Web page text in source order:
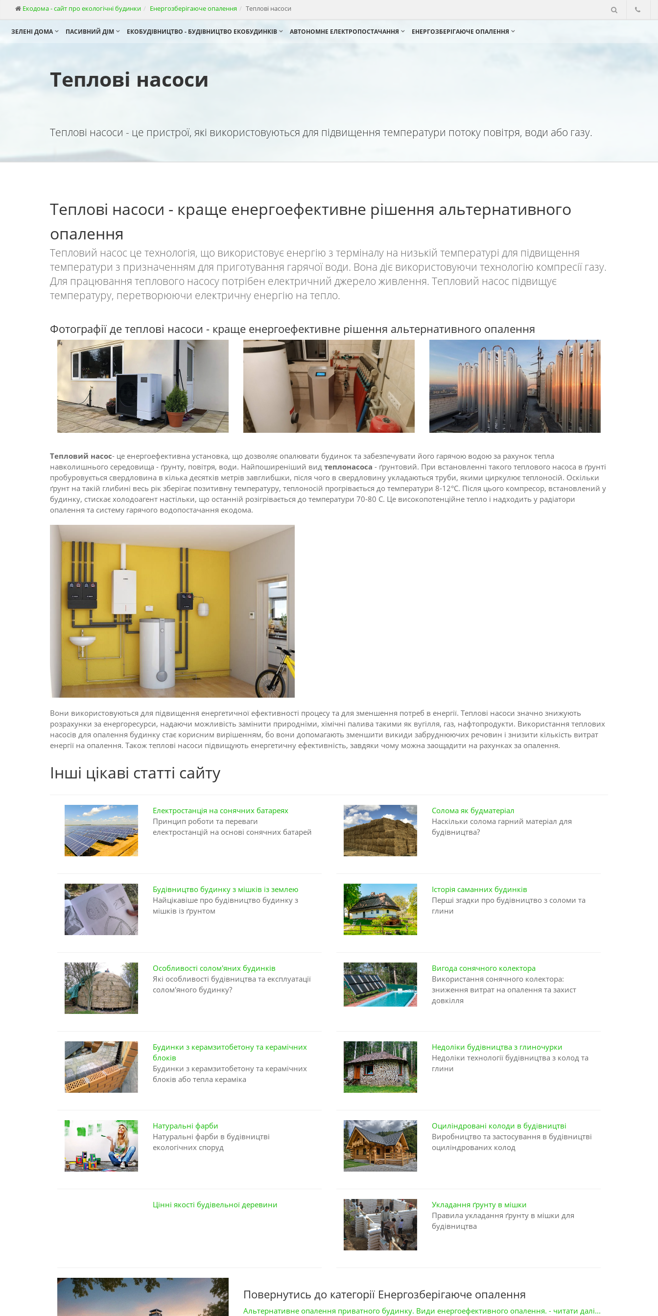
Екодома - сайт про екологічні будинки Енергозберігаюче опалення Теплові насоси
ЗЕЛЕНІ ДОМА ПАСИВНИЙ ДІМ ЕКОБУДІВНИЦТВО - БУДІВНИЦТВО ЕКОБУДИНКІВ АВТОНОМНЕ ЕЛЕКТРОПОСТАЧАННЯ ЕНЕРГОЗБЕРІГАЮЧЕ ОПАЛЕННЯ
Теплові насоси
Теплові насоси - це пристрої, які використовуються для підвищення температури потоку повітря, води або газу.
Теплові насоси - краще енергоефективне рішення альтернативного
опалення
Тепловий насос це технологія, що використовує енергію з терміналу на низькій температурі для підвищення
температури з призначенням для приготування гарячої води. Вона діє використовуючи технологію компресії газу.
Для працювання теплового насосу потрібен електричний джерело живлення. Тепловий насос підвищує
температуру, перетворюючи електричну енергію на тепло.
Фотографії де теплові насоси - краще енергоефективне рішення альтернативного опалення
Тепловий насос- це енергоефективна установка, що дозволяє опалювати будинок та забезпечувати його гарячою водою за рахунок тепла
навколишнього середовища - ґрунту, повітря, води. Найпоширеніший вид теплонасоса - ґрунтовий. При встановленні такого теплового насоса в ґрунті
пробуровується свердловина в кілька десятків метрів завглибшки, після чого в свердловину укладаються труби, якими циркулює теплоносій. Оскільки
ґрунт на такій глибині весь рік зберігає позитивну температуру, теплоносій прогрівається до температури 8-12°С. Після цього компресор, встановлений у
будинку, стискає холодоагент настільки, що останній розігрівається до температури 70-80 С. Це високопотенційне тепло і надходить у радіатори
опалення та систему гарячого водопостачання екодома.
Вони використовуються для підвищення енергетичної ефективності процесу та для зменшення потреб в енергії. Теплові насоси значно знижують
розрахунки за енергоресурси, надаючи можливість замінити природніми, хімічні палива такими як вугілля, газ, нафтопродукти. Використання теплових
насосів для опалення будинку стає корисним вирішенням, бо вони допомагають зменшити викиди забруднюючих речовин і знизити кількість витрат
енергії на опалення. Також теплові насоси підвищують енергетичну ефективність, завдяки чому можна заощадити на рахунках за опалення.
Інші цікаві статті сайту
Електростанція на сонячних батареях
Принцип роботи та переваги
електростанцій на основі сонячних батарей
Солома як будматеріал
Наскільки солома гарний матеріал для
будівництва?
Будівництво будинку з мішків із землею
Найцікавіше про будівництво будинку з
мішків із ґрунтом
Історія саманних будинків
Перші згадки про будівництво з соломи та
глини
Особливості солом'яних будинків
Які особливості будівництва та експлуатації
солом'яного будинку?
Вигода сонячного колектора
Використання сонячного колектора:
зниження витрат на опалення та захист
довкілля
Будинки з керамзитобетону та керамічних
блоків
Будинки з керамзитобетону та керамічних
блоків або тепла кераміка
Недоліки будівництва з глиночурки
Недоліки технології будівництва з колод та
глини
Натуральні фарби
Натуральні фарби в будівництві
екологічних споруд
Оциліндровані колоди в будівництві
Виробництво та застосування в будівництві
оциліндрованих колод
Цінні якості будівельної деревини
Укладання ґрунту в мішки
Правила укладання ґрунту в мішки для
будівництва
Повернутись до категорії Енергозберігаюче опалення
Альтернативне опалення приватного будинку. Види енергоефективного опалення. - читати далі...